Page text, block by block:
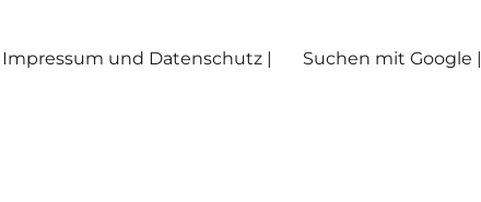
Impressum und Datenschutz | Suchen mit Google |